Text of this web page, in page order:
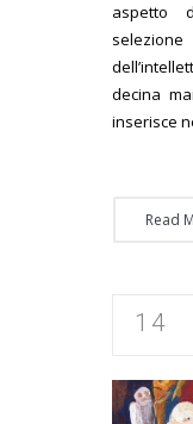
aspetto
decina
inserisce
Read
14